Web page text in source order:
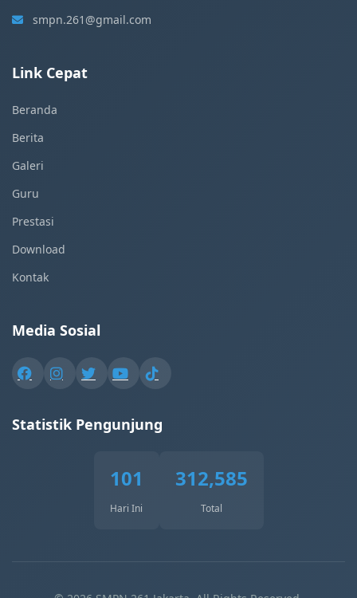
smpn.261@gmail.com
Link Cepat
Beranda
Berita
Galeri
Guru
Prestasi
Download
Kontak
Media Sosial
Statistik Pengunjung
101
Hari Ini
312,585
Total